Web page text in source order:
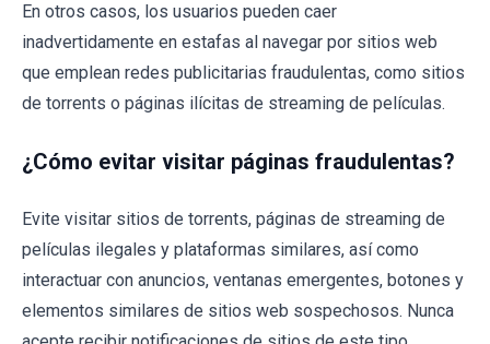
En otros casos, los usuarios pueden caer
inadvertidamente en estafas al navegar por sitios web
que emplean redes publicitarias fraudulentas, como sitios
de torrents o páginas ilícitas de streaming de películas.
¿Cómo evitar visitar páginas fraudulentas?
Evite visitar sitios de torrents, páginas de streaming de
películas ilegales y plataformas similares, así como
interactuar con anuncios, ventanas emergentes, botones y
elementos similares de sitios web sospechosos. Nunca